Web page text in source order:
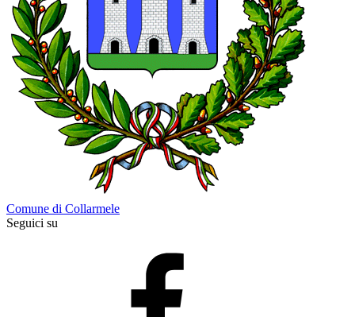
Comune di Collarmele
Seguici su